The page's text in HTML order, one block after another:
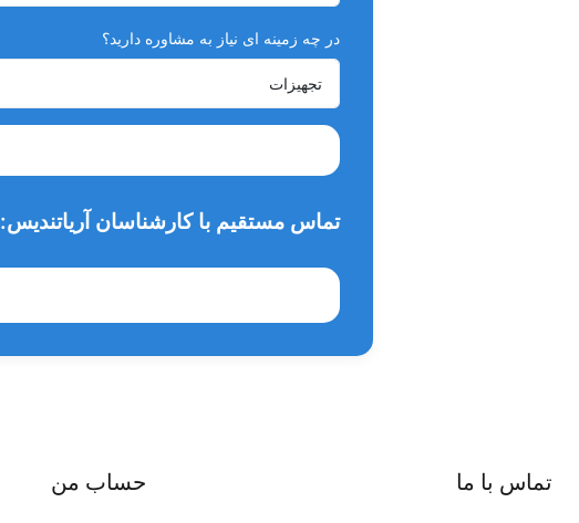
در چه زمینه ای نیاز به مشاوره دارید؟
تماس مستقیم با کارشناسان آریاتندیس:
تماس با ما حساب من